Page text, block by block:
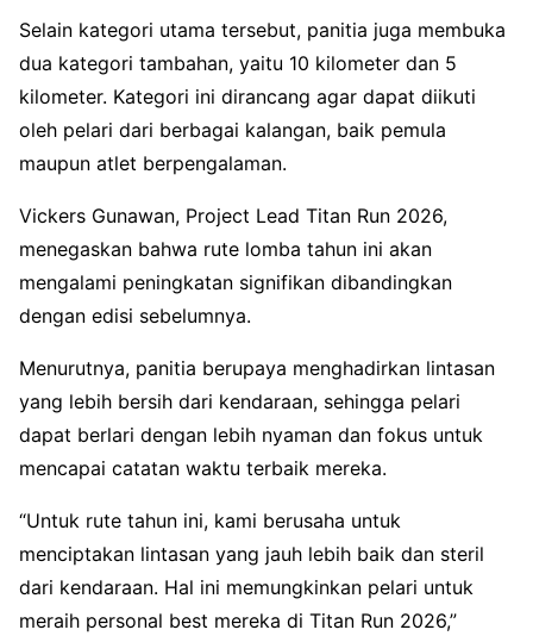
Selain kategori utama tersebut, panitia juga membuka
dua kategori tambahan, yaitu 10 kilometer dan 5
kilometer. Kategori ini dirancang agar dapat diikuti
oleh pelari dari berbagai kalangan, baik pemula
maupun atlet berpengalaman.
Vickers Gunawan, Project Lead Titan Run 2026,
menegaskan bahwa rute lomba tahun ini akan
mengalami peningkatan signifikan dibandingkan
dengan edisi sebelumnya.
Menurutnya, panitia berupaya menghadirkan lintasan
yang lebih bersih dari kendaraan, sehingga pelari
dapat berlari dengan lebih nyaman dan fokus untuk
mencapai catatan waktu terbaik mereka.
“Untuk rute tahun ini, kami berusaha untuk
menciptakan lintasan yang jauh lebih baik dan steril
dari kendaraan. Hal ini memungkinkan pelari untuk
meraih personal best mereka di Titan Run 2026,”